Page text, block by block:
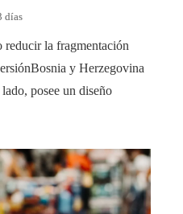
días
la fragmentación
y Herzegovina
posee un diseño